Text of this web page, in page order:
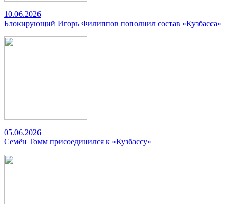
10.06.2026
Блокирующий Игорь Филиппов пополнил состав «Кузбасса»
05.06.2026
Семён Томм присоединился к «Кузбассу»